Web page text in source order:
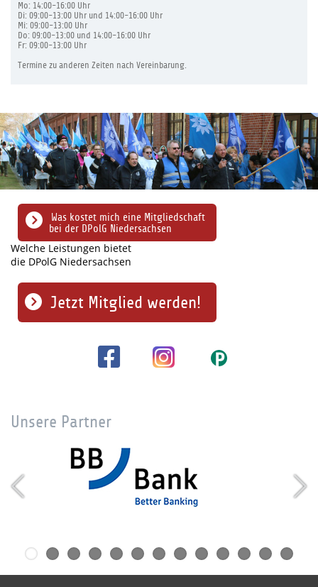
Mo: 14:00-16:00 Uhr
Di: 09:00-13:00 Uhr und 14:00-16:00 Uhr
Mi: 09:00-13:00 Uhr
Do: 09:00-13:00 und 14:00-16:00 Uhr
Fr: 09:00-13:00 Uhr
Termine zu anderen Zeiten nach Vereinbarung.
Was kostet mich eine Mitgliedschaft
bei der DPolG Niedersachsen
Welche Leistungen bietet
die DPolG Niedersachsen
Jetzt Mitglied werden!
Unsere Partner